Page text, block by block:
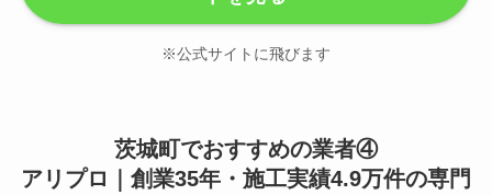
※公式サイトに飛びます
茨城町でおすすめの業者④
アリプロ｜創業35年・施工実績4.9万件の専門